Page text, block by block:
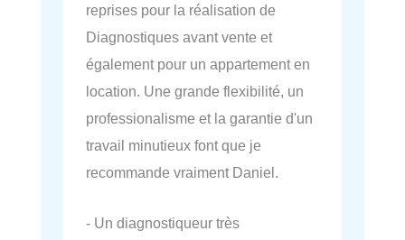
reprises pour la réalisation de
Diagnostiques avant vente et
également pour un appartement en
location. Une grande flexibilité, un
professionalisme et la garantie d'un
travail minutieux font que je
recommande vraiment Daniel.
- Un diagnostiqueur très